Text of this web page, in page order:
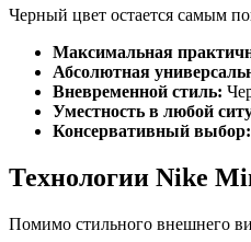
Черный цвет остается самым
Максимальная
Абсолютная
Вневременной стиль:
Уместность в любой
Консервативный выбор:
Технологии Nike
Помимо стильного внешнего